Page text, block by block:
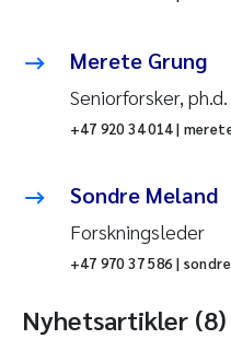
Merete Grung
Seniorforsker, ph.d.
+47 920 34 014 |
Sondre Meland
Forskningsleder
+47 970 37 586 |
Nyhetsartikler (8)